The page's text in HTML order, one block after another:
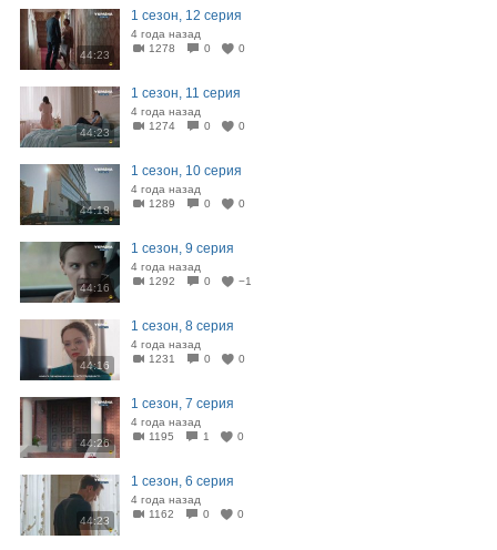
44:23
1 сезон, 12 серия
4 года назад
1278
0 0
44:23
1 сезон, 11 серия
4 года назад
1274
0 0
44:18
1 сезон, 10 серия
4 года назад
1289
0 0
44:16
1 сезон, 9 серия
4 года назад
1292
0 −1
44:16
1 сезон, 8 серия
4 года назад
1231
0 0
44:26
1 сезон, 7 серия
4 года назад
1195
1 0
44:23
1 сезон, 6 серия
4 года назад
1162
0 0